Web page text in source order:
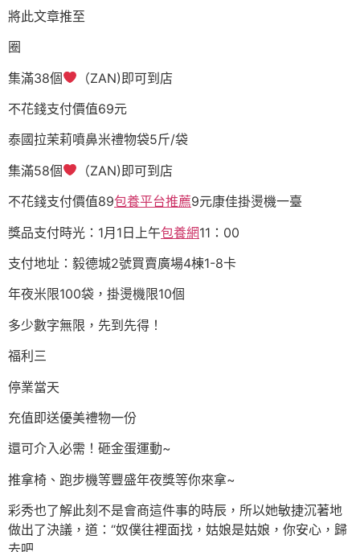
將此文章推至
圈
集滿38個
（ZAN)即可到店
不花錢支付價值69元
泰國拉茉莉噴鼻米禮物袋5斤/袋
集滿58個
（ZAN)即可到店
不花錢支付價值89包養平台推薦9元康佳掛燙機一臺
獎品支付時光：1月1日上午包養網11：00
支付地址：毅德城2號買賣廣場4棟1-8卡
年夜米限100袋，掛燙機限10個
多少數字無限，先到先得！
福利三
停業當天
充值即送優美禮物一份
還可介入必需！砸金蛋運動~
推拿椅、跑步機等豐盛年夜獎等你來拿~
彩秀也了解此刻不是會商這件事的時辰，所以她敏捷沉著地
做出了決議，道：“奴僕往裡面找，姑娘是姑娘，你安心，歸